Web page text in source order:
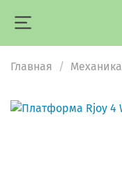
Главная Механика